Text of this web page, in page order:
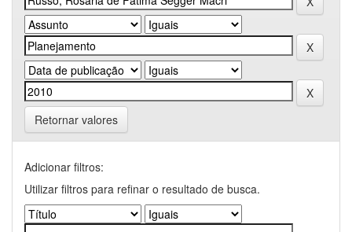
Retornar valores
Adicionar filtros:
Utilizar filtros para refinar o resultado de busca.